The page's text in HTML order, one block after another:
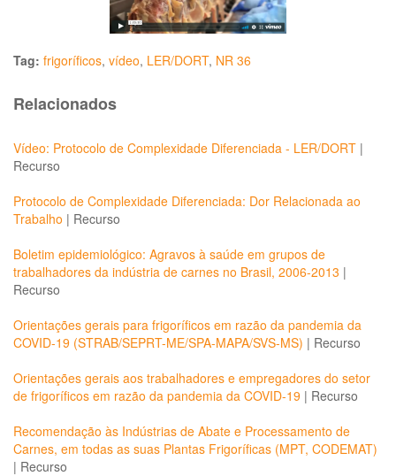
Tag: frigoríficos, vídeo, LER/DORT, NR 36
Relacionados
Vídeo: Protocolo de Complexidade Diferenciada - LER/DORT |
Recurso
Protocolo de Complexidade Diferenciada: Dor Relacionada ao
Trabalho | Recurso
Boletim epidemiológico: Agravos à saúde em grupos de
trabalhadores da indústria de carnes no Brasil, 2006-2013 |
Recurso
Orientações gerais para frigoríficos em razão da pandemia da
COVID-19 (STRAB/SEPRT-ME/SPA-MAPA/SVS-MS) | Recurso
Orientações gerais aos trabalhadores e empregadores do setor
de frigoríficos em razão da pandemia da COVID-19 | Recurso
Recomendação às Indústrias de Abate e Processamento de
Carnes, em todas as suas Plantas Frigoríficas (MPT, CODEMAT)
| Recurso